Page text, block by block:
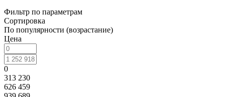
Фильтр по параметрам
Сортировка
По популярности (возрастание)
Цена
0
313 230
626 459